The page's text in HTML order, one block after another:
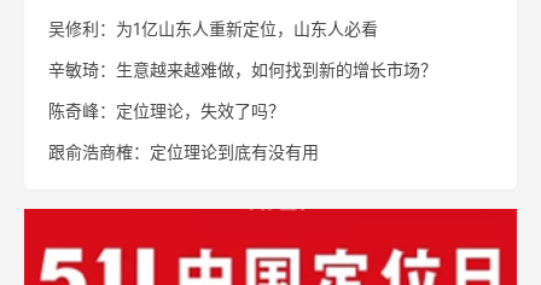
吴修利：为1亿山东人重新定位，山东人必看
辛敏琦：生意越来越难做，如何找到新的增长市场？
陈奇峰：定位理论，失效了吗？
跟俞浩商榷：定位理论到底有没有用